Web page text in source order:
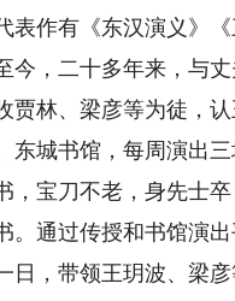
表作有《东汉演义》
，二十多年来，与丈
贾林、梁彦等为徒，
东城书馆，每周演出
，宝刀不老，身先士
。通过传授和书馆演
日，带领王玥波、梁